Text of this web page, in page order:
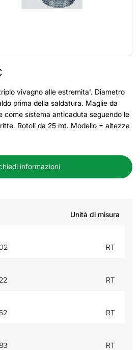
vivagno alle estremita'. Diametro
prima della saldatura. Maglie da
come sistema anticaduta seguendo le
Rotoli da 25 mt. Modello = altezza
informazioni
Unità di misura
RT
RT
RT
RT